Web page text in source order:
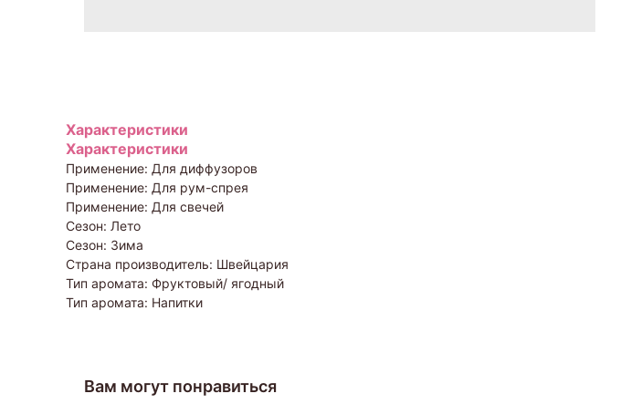
Характеристики
Характеристики
Применение: Для диффузоров
Применение: Для рум-спрея
Применение: Для свечей
Сезон: Лето
Сезон: Зима
Страна производитель: Швейцария
Тип аромата: Фруктовый/ ягодный
Тип аромата: Напитки
Вам могут понравиться